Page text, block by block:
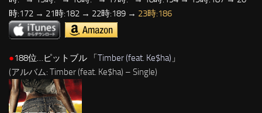
時:172 → 21時:182 → 22時:189 → 23時:186
●188位…ピットブル 「Timber (feat. Ke$ha) 」
(アルバム: Timber (feat. Ke$ha) – Single)